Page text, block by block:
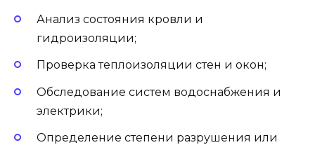
Анализ состояния кровли и
гидроизоляции;
Проверка теплоизоляции стен и окон;
Обследование систем водоснабжения и
электрики;
Определение степени разрушения или